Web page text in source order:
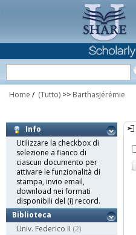
Home / (Tutto) >> BarthasJérémie
Info
Utilizzare la checkbox di
selezione a fianco di
ciascun documento per
attivare le funzionalità di
stampa, invio email,
download nei formati
disponibili del (i) record.
Biblioteca
Univ. Federico II (2)